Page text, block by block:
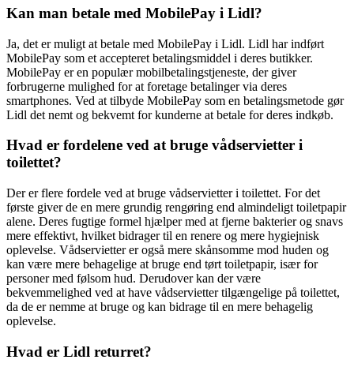
Kan man betale med MobilePay i Lidl?
Ja, det er muligt at betale med MobilePay i Lidl. Lidl har indført
MobilePay som et accepteret betalingsmiddel i deres butikker.
MobilePay er en populær mobilbetalingstjeneste, der giver
forbrugerne mulighed for at foretage betalinger via deres
smartphones. Ved at tilbyde MobilePay som en betalingsmetode gør
Lidl det nemt og bekvemt for kunderne at betale for deres indkøb.
Hvad er fordelene ved at bruge vådservietter i
toilettet?
Der er flere fordele ved at bruge vådservietter i toilettet. For det
første giver de en mere grundig rengøring end almindeligt toiletpapir
alene. Deres fugtige formel hjælper med at fjerne bakterier og snavs
mere effektivt, hvilket bidrager til en renere og mere hygiejnisk
oplevelse. Vådservietter er også mere skånsomme mod huden og
kan være mere behagelige at bruge end tørt toiletpapir, især for
personer med følsom hud. Derudover kan der være
bekvemmelighed ved at have vådservietter tilgængelige på toilettet,
da de er nemme at bruge og kan bidrage til en mere behagelig
oplevelse.
Hvad er Lidl returret?